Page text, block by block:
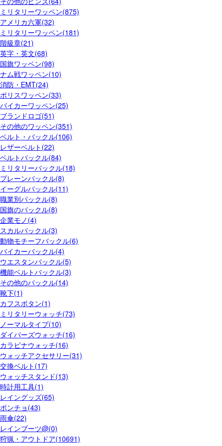
ミリタリーワッペン(875)
アメリカ六軍(32)
ミリタリーワッペン(181)
階級章(21)
英字・英文(68)
国旗ワッペン(98)
ナム戦ワッペン(10)
消防・EMT(24)
ポリスワッペン(33)
バイカーワッペン(25)
ブランドロゴ(51)
その他のワッペン(351)
ベルト・バックル(106)
レザーベルト(22)
ベルトバックル(84)
ミリタリーバックル(18)
プレーンバックル(8)
イーグルバックル(11)
職業別バックル(8)
国旗のバックル(8)
企業モノ(4)
スカルバックル(3)
動物モチーフバックル(6)
バイカーバックル(4)
ウエスタンバックル(5)
機能ベルトバックル(3)
その他のバックル(14)
靴下(1)
カフスボタン(1)
ミリタリーウォッチ(73)
ノーマルタイプ(10)
ダイバーズウォッチ(16)
カラビナウォッチ(16)
ウォッチアクセサリー(31)
交換ベルト(17)
ウォッチスタンド(13)
時計用工具(1)
レイングッズ(65)
ポンチョ(43)
雨傘(22)
レインブーツ@(0)
狩猟・アウトドア(10691)